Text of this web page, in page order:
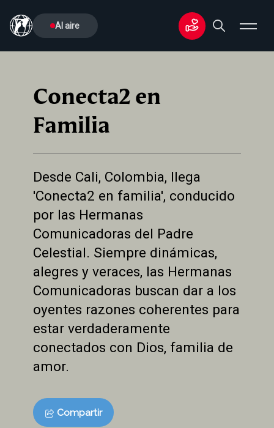
Al aire
Conecta2 en
Familia
Desde Cali, Colombia, llega
'Conecta2 en familia', conducido
por las Hermanas
Comunicadoras del Padre
Celestial. Siempre dinámicas,
alegres y veraces, las Hermanas
Comunicadoras buscan dar a los
oyentes razones coherentes para
estar verdaderamente
conectados con Dios, familia de
amor.
Compartir